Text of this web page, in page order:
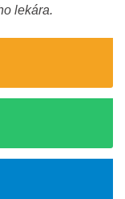
lekára.